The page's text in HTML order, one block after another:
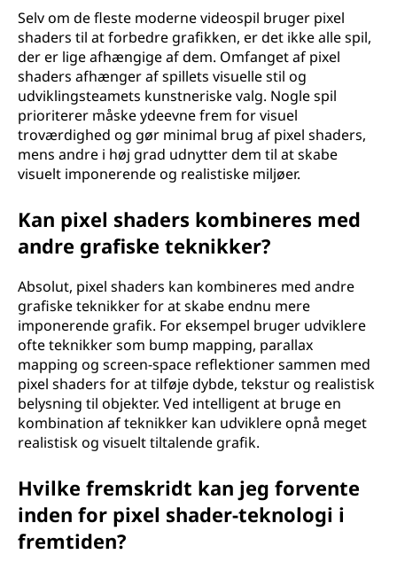
Selv om de fleste moderne videospil bruger pixel
shaders til at forbedre grafikken, er det ikke alle spil,
der er lige afhængige af dem. Omfanget af pixel
shaders afhænger af spillets visuelle stil og
udviklingsteamets kunstneriske valg. Nogle spil
prioriterer måske ydeevne frem for visuel
troværdighed og gør minimal brug af pixel shaders,
mens andre i høj grad udnytter dem til at skabe
visuelt imponerende og realistiske miljøer.
Kan pixel shaders kombineres med
andre grafiske teknikker?
Absolut, pixel shaders kan kombineres med andre
grafiske teknikker for at skabe endnu mere
imponerende grafik. For eksempel bruger udviklere
ofte teknikker som bump mapping, parallax
mapping og screen-space reflektioner sammen med
pixel shaders for at tilføje dybde, tekstur og realistisk
belysning til objekter. Ved intelligent at bruge en
kombination af teknikker kan udviklere opnå meget
realistisk og visuelt tiltalende grafik.
Hvilke fremskridt kan jeg forvente
inden for pixel shader-teknologi i
fremtiden?